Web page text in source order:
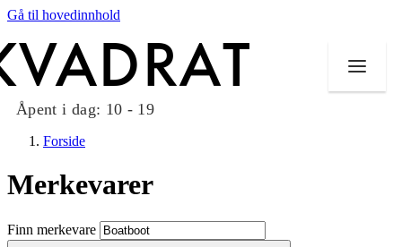
Gå til hovedinnhold
Åpent i dag: 10 - 19
Butikker
Forside
Merkevarer
Finn merkevare